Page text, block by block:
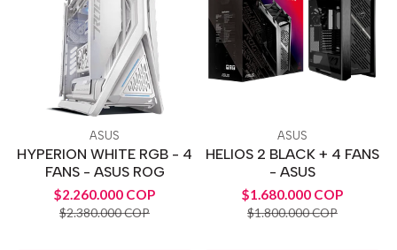
ASUS
HYPERION WHITE RGB - 4
FANS - ASUS ROG
$2.260.000 COP
$2.380.000 COP
ASUS
HELIOS 2 BLACK + 4 FANS
- ASUS
$1.680.000 COP
$1.800.000 COP